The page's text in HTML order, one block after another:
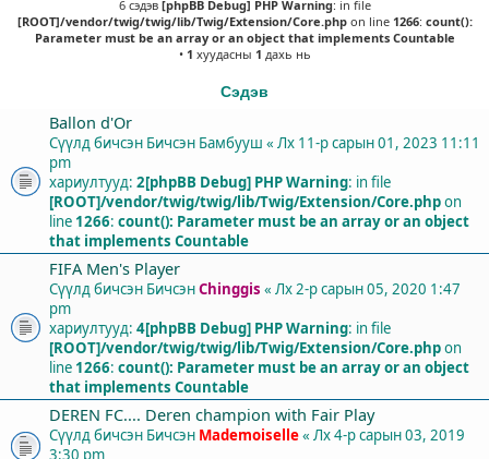
6 сэдэв [phpBB Debug] PHP Warning: in file
[ROOT]/vendor/twig/twig/lib/Twig/Extension/Core.phpon line 1266: count():
Parameter must be an array or an object that implements Countable
• 1 хуудасны 1 дахь нь
Сэдэв
Ballon d'Or
Сүүлд бичсэн Бичсэн Бамбууш « Лх 11-р сарын 01, 2023 11:11
pm
хариултууд: 2[phpBB Debug] PHP Warning: in file
[ROOT]/vendor/twig/twig/lib/Twig/Extension/Core.phpon
line 1266: count(): Parameter must be an array or an object
that implements Countable
FIFA Men's Player
Сүүлд бичсэн БичсэнChinggis « Лх 2-р сарын 05, 2020 1:47
pm
хариултууд: 4[phpBB Debug] PHP Warning: in file
[ROOT]/vendor/twig/twig/lib/Twig/Extension/Core.phpon
line 1266: count(): Parameter must be an array or an object
that implements Countable
DEREN FC.... Deren champion with Fair Play
Сүүлд бичсэн Бичсэн Mademoiselle« Лх 4-р сарын 03, 2019
3:30 pm